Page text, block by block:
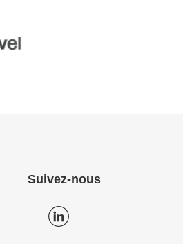
Suivez-nous